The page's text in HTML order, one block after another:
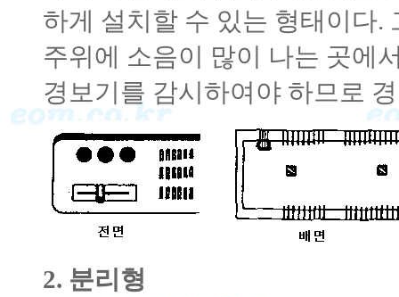
하게 설치할 수 있는 형태이다.
주위에 소음이 많이 나는 곳에
경보기를 감시하여야 하므로
2. 분리형